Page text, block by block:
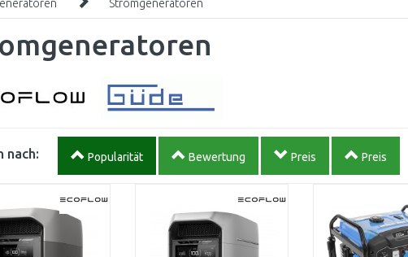
Stromgeneratoren
nach: Popularität Bewertung Preis Preis